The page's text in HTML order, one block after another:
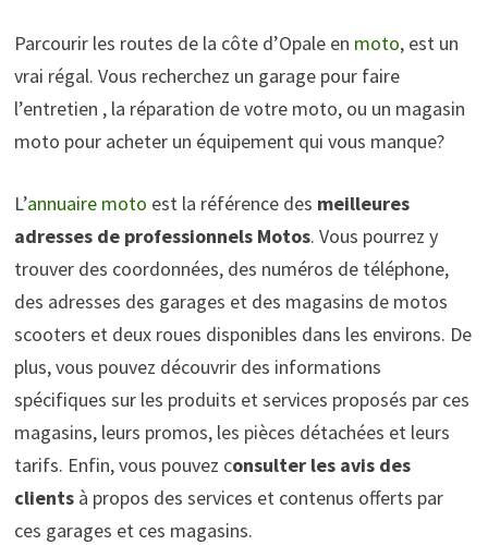
Parcourir les routes de la côte d’Opale en moto, est un
vrai régal. Vous recherchez un garage pour faire
l’entretien , la réparation de votre moto, ou un magasin
moto pour acheter un équipement qui vous manque?
L’annuaire moto est la référence des meilleures
adresses de professionnels Motos. Vous pourrez y
trouver des coordonnées, des numéros de téléphone,
des adresses des garages et des magasins de motos
scooters et deux roues disponibles dans les environs. De
plus, vous pouvez découvrir des informations
spécifiques sur les produits et services proposés par ces
magasins, leurs promos, les pièces détachées et leurs
tarifs. Enfin, vous pouvez consulter les avis des
clientsà propos des services et contenus offerts par
ces garages et ces magasins.